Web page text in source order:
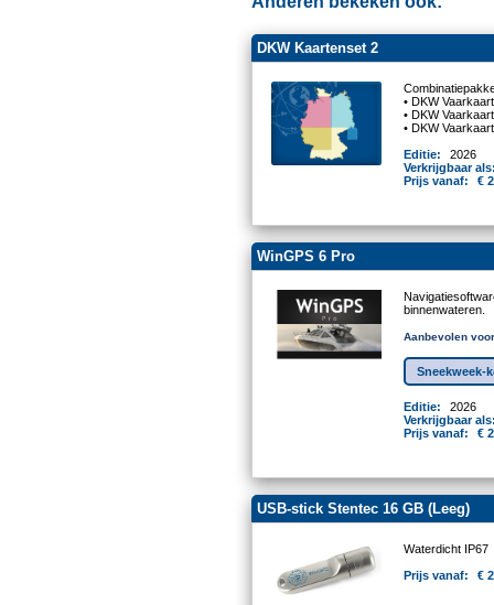
DKW Kaartenset 2
• DKW
• DKW
• DKW
Editie:
2026
Verkrijgbaar
Prijs vanaf:
€
WinGPS 6 Pro
binnenwateren.
Aanbevolen
Sneekweek-
Editie:
2026
Verkrijgbaar
Prijs vanaf:
€
USB-stick Stentec 16 GB (Leeg)
Waterdicht IP67
Prijs vanaf:
€